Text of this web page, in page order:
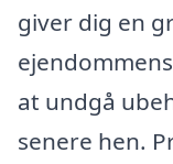
giver dig en
at undgå
senere hen.